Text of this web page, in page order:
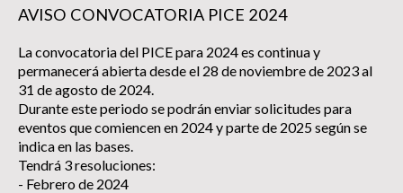
AVISO CONVOCATORIA PICE 2024
La convocatoria del PICE para 2024 es continua y
permanecerá abierta desde el 28 de noviembre de 2023 al
31 de agosto de 2024.
Durante este periodo se podrán enviar solicitudes para
eventos que comiencen en 2024 y parte de 2025 según se
indica en las bases.
Tendrá 3 resoluciones:
- Febrero de 2024